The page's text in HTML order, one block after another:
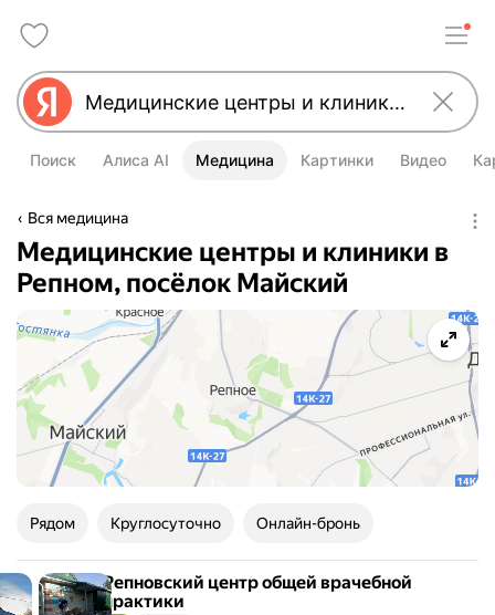
Поиск Алиса AI Медицина Картинки Видео
Вся медицина
Медицинские центры и клиники в
Репном, посёлок Майский
Рядом Круглосуточно Онлайн-бронь
Репновский центр общей врачебной практики
Репновский центр общей врачебной
практики